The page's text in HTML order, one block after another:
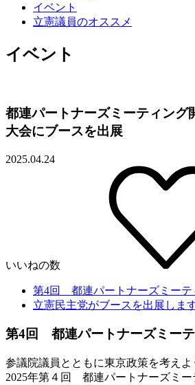
イベント
立憲議員のオススメ
イベント
都連パートナーズミーティング
大会にブースを出展
2025.04.24
いいねの数
第4回 都連パートナーズミーテ
立憲民主党がブースを出展しま
第4回 都連パートナーズミー
参議院議員とともに東京政策を考えよ
2025年第４回 都連パートナーズミー